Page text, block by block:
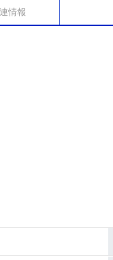
情報